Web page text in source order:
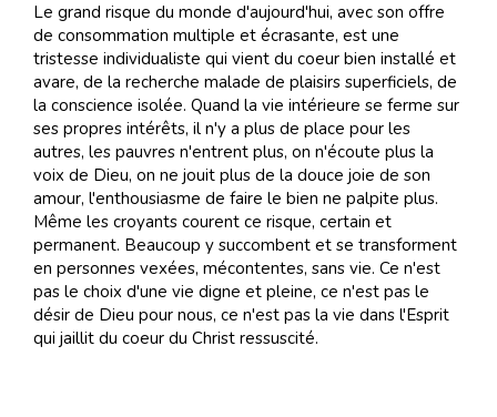
Le grand risque du monde d'aujourd'hui, avec son offre
de consommation multiple et écrasante, est une
tristesse individualiste qui vient du coeur bien installé et
avare, de la recherche malade de plaisirs superficiels, de
la conscience isolée. Quand la vie intérieure se ferme sur
ses propres intérêts, il n'y a plus de place pour les
autres, les pauvres n'entrent plus, on n'écoute plus la
voix de Dieu, on ne jouit plus de la douce joie de son
amour, l'enthousiasme de faire le bien ne palpite plus.
Même les croyants courent ce risque, certain et
permanent. Beaucoup y succombent et se transforment
en personnes vexées, mécontentes, sans vie. Ce n'est
pas le choix d'une vie digne et pleine, ce n'est pas le
désir de Dieu pour nous, ce n'est pas la vie dans l'Esprit
qui jaillit du coeur du Christ ressuscité.